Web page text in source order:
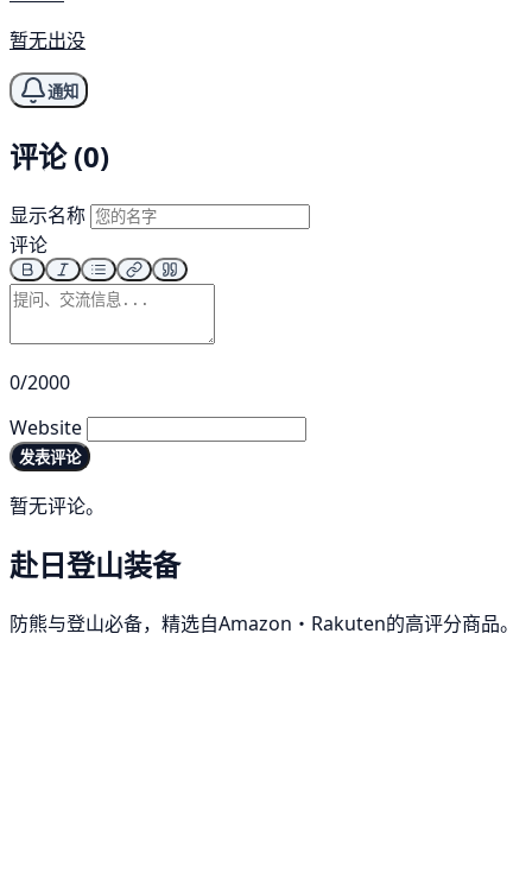
暂无出没
通知
评论 (0)
显示名称
评论
0/2000
Website
发表评论
暂无评论。
赴日登山装备
防熊与登山必备，精选自Amazon・Rakuten的高评分商品。